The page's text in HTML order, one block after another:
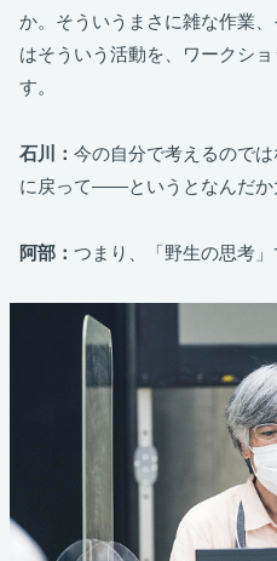
か。そういうまさに雑な作業
はそういう活動を、ワークシ
す。
石川： 今の自分で考えるので
に戻って――というとなんだ
阿部： つまり、「野生の思考」